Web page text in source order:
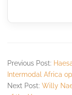
Previous Post:
Intermodal Africa op
Next Post: Willy